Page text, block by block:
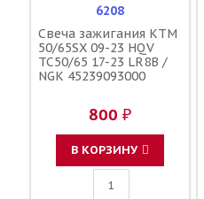
6208
Свеча зажигания KTM
50/65SX 09-23 HQV
TC50/65 17-23 LR8B /
NGK 45239093000
800 ₽
В КОРЗИНУ